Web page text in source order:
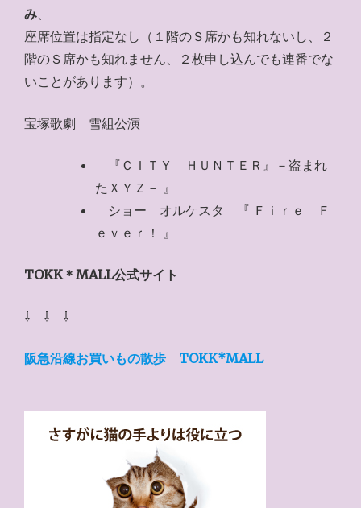
み、
座席位置は指定なし（１階のＳ席かも知れないし、２
階のＳ席かも知れません、２枚申し込んでも連番でな
いことがあります）。
宝塚歌劇 雪組公演
『ＣＩＴＹ ＨＵＮＴＥＲ』－盗まれ
たＸＹＺ－ 』
ショー オルケスタ 『 Ｆｉｒｅ Ｆ
ｅｖｅｒ！ 』
TOKK＊MALL公式サイト
⇩ ⇩ ⇩
阪急沿線お買いもの散歩 TOKK*MALL